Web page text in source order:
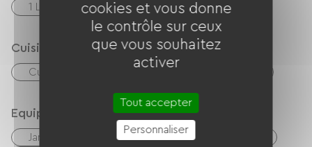
1 Lits 160cm 1 Lits 90cm
Cuisine
Cuisine
Equipements
Jardin Balcon / terrasse
cookies et vous donne
le contrôle sur ceux
que vous souhaitez
activer
Tout accepter
Personnaliser